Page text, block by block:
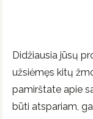
Didžiausia jūsų
užsiėmęs kitų
pamirštate apie
būti atspariam,